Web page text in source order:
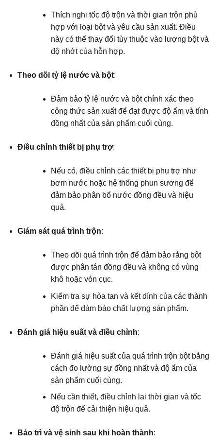
Thích nghi tốc độ trộn và thời gian trộn phù
hợp với loại bột và yêu cầu sản xuất. Điều
này có thể thay đổi tùy thuộc vào lượng bột và
độ nhớt của hỗn hợp.
Theo dõi tỷ lệ nước và bột:
Đảm bảo tỷ lệ nước và bột chính xác theo
công thức sản xuất để đạt được độ ẩm và tính
đồng nhất của sản phẩm cuối cùng.
Điều chỉnh thiết bị phụ trợ:
Nếu có, điều chỉnh các thiết bị phụ trợ như
bơm nước hoặc hệ thống phun sương để
đảm bảo phân bổ nước đồng đều và hiệu
quả.
Giám sát quá trình trộn:
Theo dõi quá trình trộn để đảm bảo rằng bột
được phân tán đồng đều và không có vùng
khô hoặc vón cục.
Kiểm tra sự hòa tan và kết dính của các thành
phần để đảm bảo chất lượng sản phẩm.
Đánh giá hiệu suất và điều chỉnh:
Đánh giá hiệu suất của quá trình trộn bột bằng
cách đo lường sự đồng nhất và độ ẩm của
sản phẩm cuối cùng.
Nếu cần thiết, điều chỉnh lại thời gian và tốc
độ trộn để cải thiện hiệu quả.
Bảo trì và vệ sinh sau khi hoàn thành: